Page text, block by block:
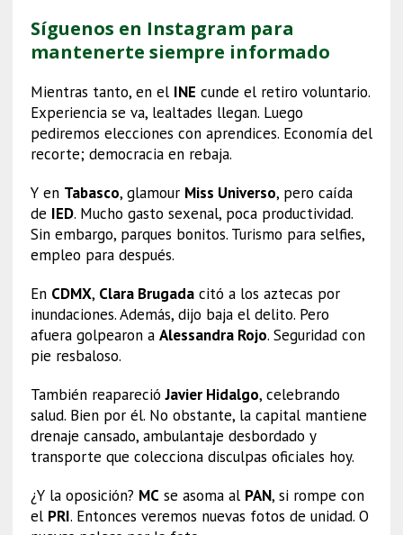
Síguenos en Instagram para
mantenerte siempre informado
Mientras tanto, en el INE cunde el retiro voluntario.
Experiencia se va, lealtades llegan. Luego
pediremos elecciones con aprendices. Economía del
recorte; democracia en rebaja.
Y en Tabasco, glamour Miss Universo, pero caída
de IED. Mucho gasto sexenal, poca productividad.
Sin embargo, parques bonitos. Turismo para selfies,
empleo para después.
En CDMX, Clara Brugadacitó a los aztecas por
inundaciones. Además, dijo baja el delito. Pero
afuera golpearon a Alessandra Rojo. Seguridad con
pie resbaloso.
También reaparecióJavier Hidalgo, celebrando
salud. Bien por él. No obstante, la capital mantiene
drenaje cansado, ambulantaje desbordado y
transporte que colecciona disculpas oficiales hoy.
¿Y la oposición? MC se asoma al PAN, si rompe con
el PRI. Entonces veremos nuevas fotos de unidad. O